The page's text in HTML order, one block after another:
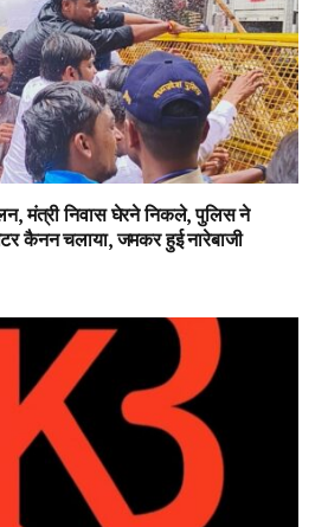
मंत्री निवास घेरने निकले, पुलिस ने
कैनन चलाया, जमकर हुई नारेबाजी